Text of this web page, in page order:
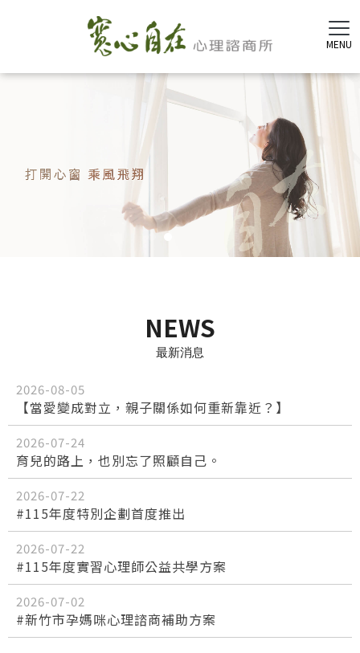
NEWS
最新消息
2026-08-05
【當愛變成對立，親子關係如何重新靠近？】
2026-07-24
育兒的路上，也別忘了照顧自己。
2026-07-22
#115年度特別企劃首度推出
2026-07-22
#115年度實習心理師公益共學方案
2026-07-02
#新竹市孕媽咪心理諮商補助方案